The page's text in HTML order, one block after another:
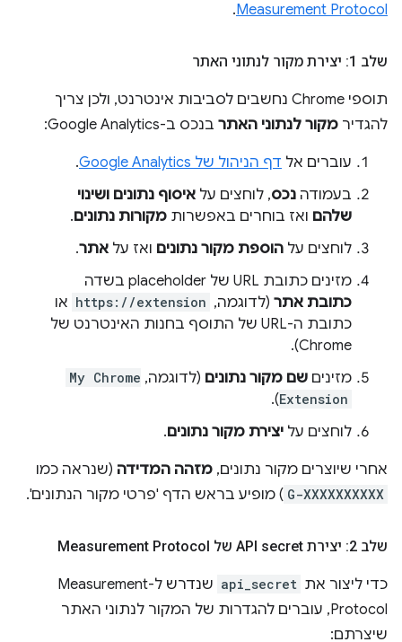
Measurement Protocol
.
שלב 1: יצירת מקור לנתוני האתר
תוספי Chrome נחשבים לסביבות אינטרנט, ולכן צריך
להגדיר מקור לנתוני האתר בנכס ב-Google Analytics:
עוברים אל דף הניהול של Google Analytics
.
בעמודה נכס, לוחצים על איסוף נתונים ושינוי
שלהם ואז בוחרים באפשרות מקורות נתונים.
לוחצים על הוספת מקור נתונים ואז על אתר.
מזינים כתובת URL של placeholder בשדה
כתובת אתר (לדוגמה, https://extension או
כתובת ה-URL של התוסף בחנות האינטרנט של
Chrome).
מזינים שם מקור נתונים (לדוגמה, My Chrome
Extension
).
לוחצים על יצירת מקור נתונים.
אחרי שיוצרים מקור נתונים, מזהה המדידה (שנראה כמו
G-XXXXXXXXXX ) מופיע בראש הדף 'פרטי מקור הנתונים'.
שלב 2: יצירת API secret של Measurement Protocol
כדי ליצור את api_secret
שנדרש ל-Measurement
Protocol, עוברים להגדרות של המקור לנתוני האתר
שיצרתם: